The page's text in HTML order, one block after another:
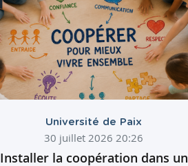
Université de Paix
30 juillet 2026 20:26
Installer la coopération dans un